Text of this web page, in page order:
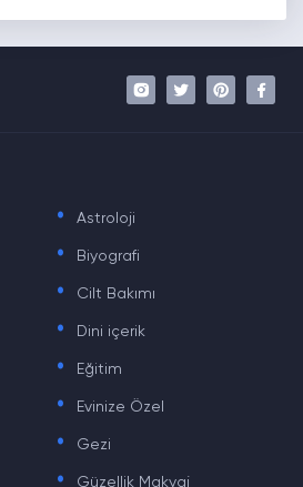
. Astroloji
. Biyografi
. Cilt Bakımı
. Dini içerik
. Eğitim
. Evinize Özel
. Gezi
. Güzellik Makyaj